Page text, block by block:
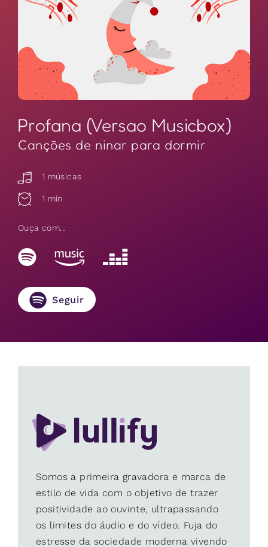
Profana (Versao Musicbox)
Canções de ninar para dormir
1 músicas
1 min
Ouça com...
Seguir
Somos a primeira gravadora e marca de
estilo de vida com o objetivo de trazer
positividade ao ouvinte, ultrapassando
os limites do áudio e do vídeo. Fuja do
estresse da sociedade moderna vivendo